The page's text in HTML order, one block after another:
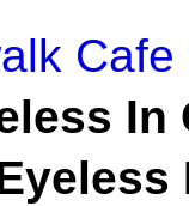
Cafe
In